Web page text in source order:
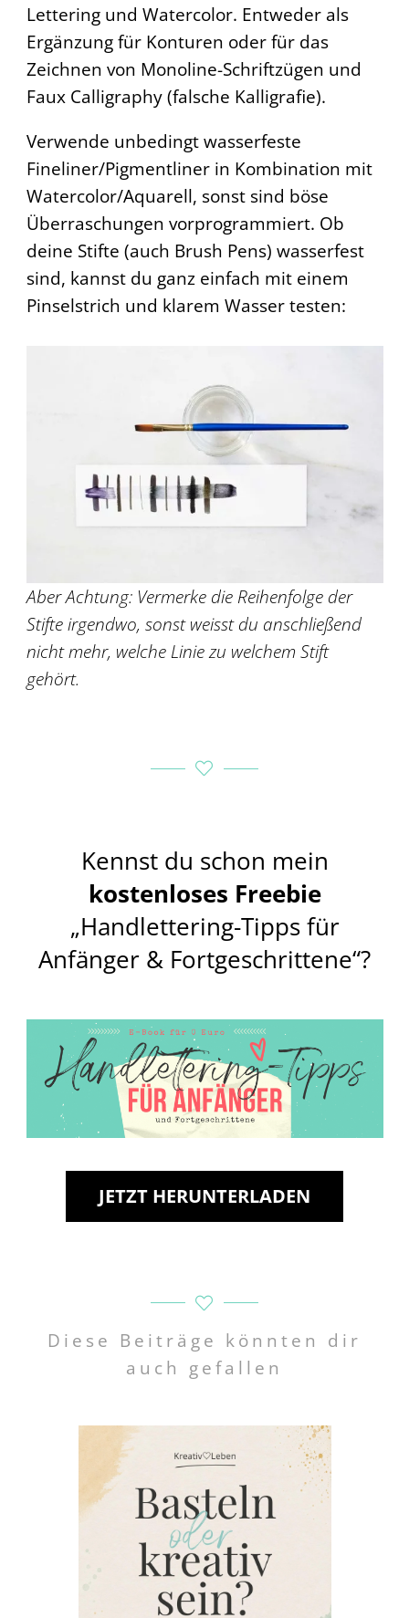
Lettering und Watercolor. Entweder als
Ergänzung für Konturen oder für das
Zeichnen von Monoline-Schriftzügen und
Faux Calligraphy (falsche Kalligrafie).
Verwende unbedingt wasserfeste
Fineliner/Pigmentliner in Kombination mit
Watercolor/Aquarell, sonst sind böse
Überraschungen vorprogrammiert. Ob
deine Stifte (auch Brush Pens) wasserfest
sind, kannst du ganz einfach mit einem
Pinselstrich und klarem Wasser testen:
Aber Achtung: Vermerke die Reihenfolge der
Stifte irgendwo, sonst weisst du anschließend
nicht mehr, welche Linie zu welchem Stift
gehört.
Kennst du schon mein
kostenloses Freebie
„Handlettering-Tipps für
Anfänger & Fortgeschrittene“?
JETZT HERUNTERLADEN
Diese Beiträge könnten dir
auch gefallen